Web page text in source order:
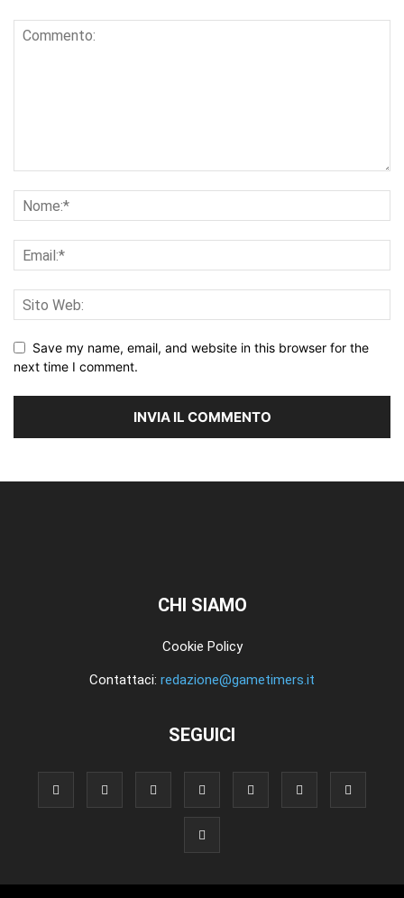
Save my name, email, and website in this browser for the
next time I comment.
CHI SIAMO
Cookie Policy
Contattaci: redazione@gametimers.it
SEGUICI